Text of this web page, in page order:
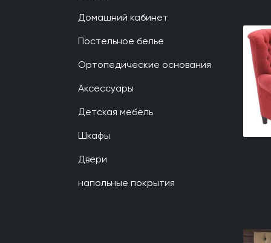
Домашний кабинет
Постельное белье
Ортопедические основания
Аксессуары
Детская мебель
Шкафы
Двери
напольные покрытия